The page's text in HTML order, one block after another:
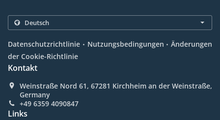
Datenschutzrichtlinie . Nutzungsbedingungen . Änderungen
der Cookie-Richtlinie
Kontakt
Weinstraße Nord 61, 67281 Kirchheim an der Weinstraße,
Germany
+49 6359 4090847
Links